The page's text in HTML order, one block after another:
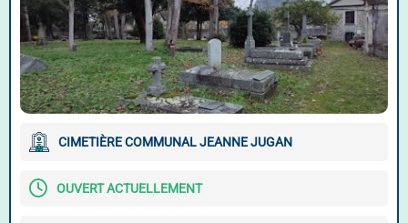
CIMETIÈRE COMMUNAL JEANNE JUGAN
OUVERT ACTUELLEMENT